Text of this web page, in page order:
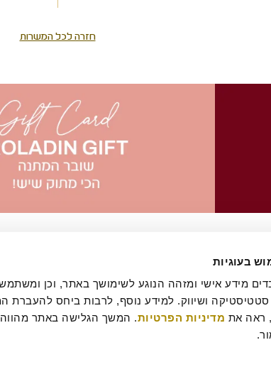
בעוגיות
ראה את מדיניות הפרטיות
חזרה לכל המשרות
ביטול עסקה מדיניות ביטולים וסדנאות שאלות ותשובות
דרושים